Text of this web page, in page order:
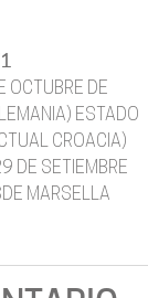
OCTUBRE DE
ESTADO
CROACIA)
DE SETIEMBRE
MARSELLA